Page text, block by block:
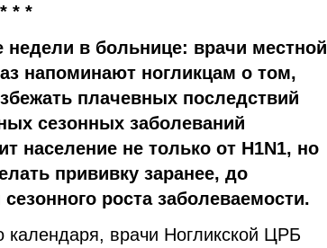
* * *
в больнице: врачи местной
напоминают ногликцам о том,
плачевных последствий
сезонных заболеваний
население не только от H1N1, но
прививку заранее, до
роста заболеваемости.
календаря, врачи Ногликской ЦРБ